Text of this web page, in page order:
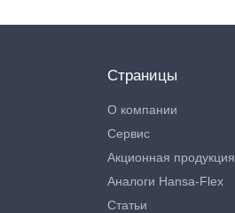
Страницы
О компании
Сервис
Акционная продукция
Аналоги Hansa-Flex
Статьи